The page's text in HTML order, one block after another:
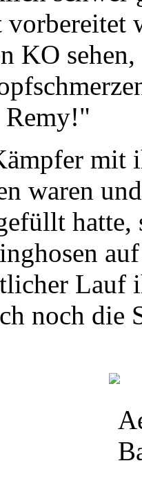
vorbereitet
KO
Remy!"
mit
waren
noch die